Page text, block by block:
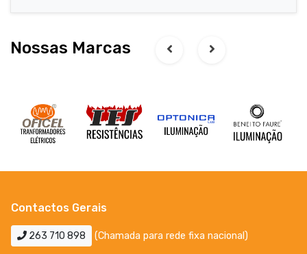
Nossas Marcas
Contactos Gerais
263 710 898 (Chamada para rede fixa nacional)